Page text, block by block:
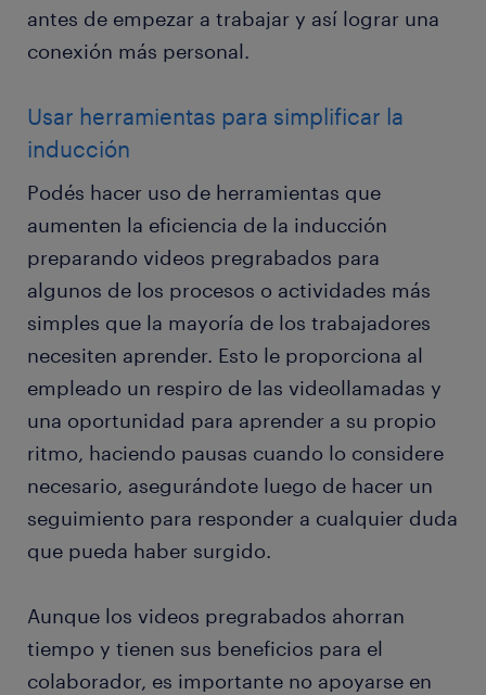
antes de empezar a trabajar y así lograr una
conexión más personal.
Usar herramientas para simplificar la
inducción
Podés hacer uso de herramientas que
aumenten la eficiencia de la inducción
preparando videos pregrabados para
algunos de los procesos o actividades más
simples que la mayoría de los trabajadores
necesiten aprender. Esto le proporciona al
empleado un respiro de las videollamadas y
una oportunidad para aprender a su propio
ritmo, haciendo pausas cuando lo considere
necesario, asegurándote luego de hacer un
seguimiento para responder a cualquier duda
que pueda haber surgido.
Aunque los videos pregrabados ahorran
tiempo y tienen sus beneficios para el
colaborador, es importante no apoyarse en